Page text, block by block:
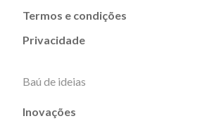
Termos e condições
Privacidade
Baú de ideias
Inovações